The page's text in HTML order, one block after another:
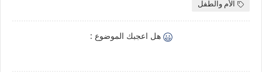
الأم والطفل
هل اعجبك الموضوع :